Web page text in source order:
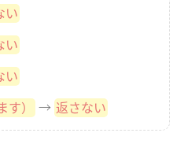
い
い
い
）
→ 返さない